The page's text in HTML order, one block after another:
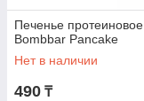
Печенье протеиновое
Bombbar Pancake
Нет в наличии
490 ₸